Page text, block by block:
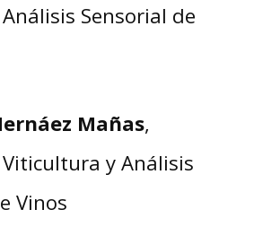
Sensorial de
Mañas,
y Análisis
Vinos